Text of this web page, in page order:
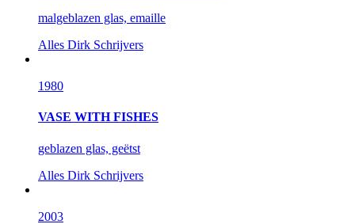
malgeblazen glas, emaille
Alles Dirk Schrijvers
1980
VASE WITH FISHES
geblazen glas, geëtst
Alles Dirk Schrijvers
2003